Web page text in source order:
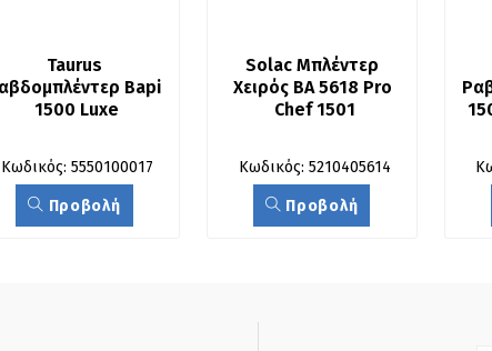
Taurus
Bapi
1500 Luxe
Κωδικός: 5550100017
Προβολή
Solac Μπλέντερ
Χειρός BA 5618 Pro
Chef 1501
Κωδικός: 5210405614
Προβολή